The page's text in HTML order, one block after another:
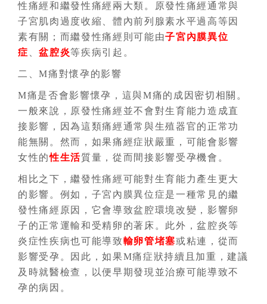
性痛經和繼發性痛經兩大類。原發性痛經通常與
子宮肌肉過度收縮、體內前列腺素水平過高等因
素有關；而繼發性痛經則可能由子宮內膜異位
症 、盆腔炎等疾病引起。
二、M痛對懷孕的影響
M痛是否會影響懷孕，這與M痛的成因密切相關。
一般來說，原發性痛經並不會對生育能力造成直
接影響，因為這類痛經通常與生殖器官的正常功
能無關。然而，如果痛經症狀嚴重，可能會影響
女性的性生活質量，從而間接影響受孕機會。
相比之下，繼發性痛經可能對生育能力產生更大
的影響。例如，子宮內膜異位症是一種常見的繼
發性痛經原因，它會導致盆腔環境改變，影響卵
子的正常運輸和受精卵的著床。此外，盆腔炎等
炎症性疾病也可能導致輸卵管堵塞或粘連，從而
影響受孕。因此，如果M痛症狀持續且加重，建議
及時就醫檢查，以便早期發現並治療可能導致不
孕的病因。